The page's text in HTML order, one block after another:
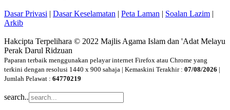
Dasar Privasi | Dasar Keselamatan | Peta Laman | Soalan Lazim |
Arkib
Hakcipta Terpelihara © 2022 Majlis Agama Islam dan 'Adat Melayu
Perak Darul Ridzuan
Paparan terbaik menggunakan pelayar internet Firefox atau Chrome yang
terkini dengan resolusi 1440 x 900 sahaja | Kemaskini Terakhir : 07/08/2026 |
Jumlah Pelawat : 64770219
search..